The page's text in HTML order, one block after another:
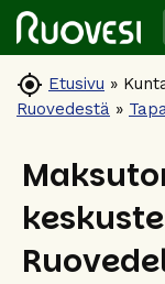
 Etusivu »
Ruovedestä »